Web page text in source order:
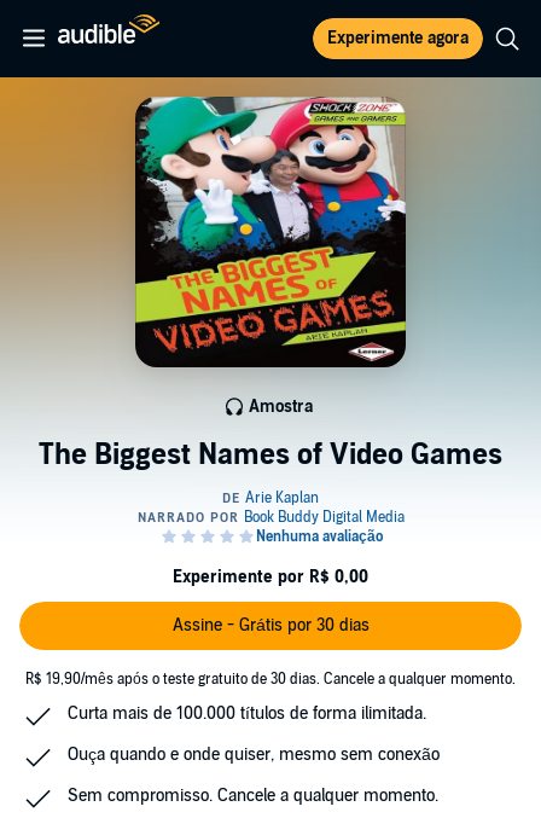
Experimente agora
The Biggest Names of Video Games
Amostra
Experimente por R$ 0,00
Assine - Grátis por 30 dias
R$ 19,90/mês após o teste gratuito de 30 dias. Cancele a qualquer momento.
Curta mais de 100.000 títulos de forma ilimitada.
Ouça quando e onde quiser, mesmo sem conexão
Sem compromisso. Cancele a qualquer momento.